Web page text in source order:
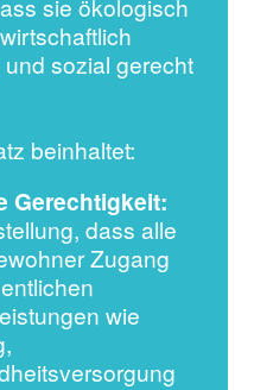
sie ökologisch
sozial gerecht
beinhaltet:
Gerechtigkeit:
dass alle
Zugang
wie